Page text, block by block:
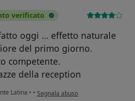
verificato
oggi … effetto naturale
del primo giorno.
competente.
della reception
Latina • • secondo l'opinione dell'utente S.V.
Segnala abuso